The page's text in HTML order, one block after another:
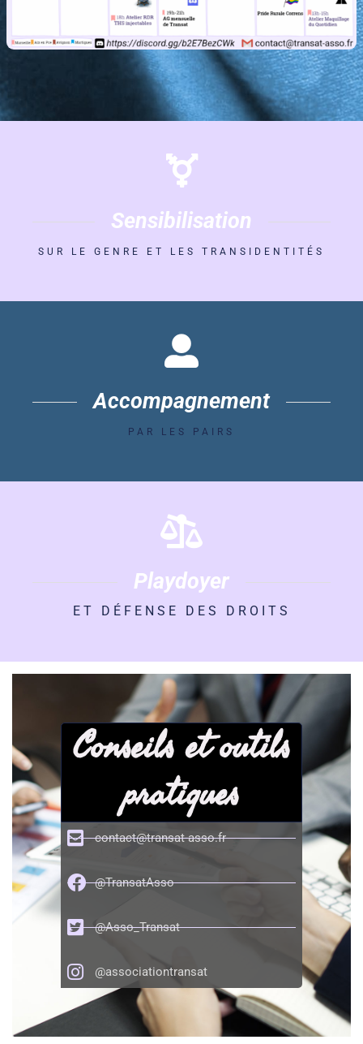
Sensibilisation
SUR LE GENRE ET LES TRANSIDENTITÉS
Accompagnement
PAR LES PAIRS
Playdoyer
ET DÉFENSE DES DROITS
Conseils et outils
pratiques
contact@transat-asso.fr
@TransatAsso
@Asso_Transat
@associationtransat